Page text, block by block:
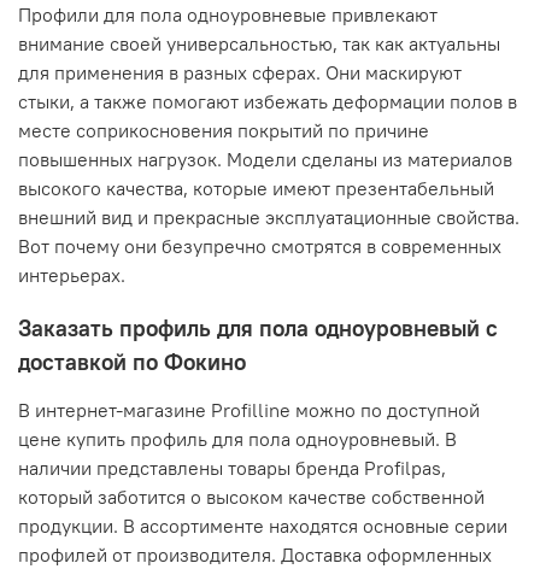
Профили для пола одноуровневые привлекают
внимание своей универсальностью, так как актуальны
для применения в разных сферах. Они маскируют
стыки, а также помогают избежать деформации полов в
месте соприкосновения покрытий по причине
повышенных нагрузок. Модели сделаны из материалов
высокого качества, которые имеют презентабельный
внешний вид и прекрасные эксплуатационные свойства.
Вот почему они безупречно смотрятся в современных
интерьерах.
Заказать профиль для пола одноуровневый с
доставкой по Фокино
В интернет-магазине Profilline можно по доступной
цене купить профиль для пола одноуровневый. В
наличии представлены товары бренда Profilpas,
который заботится о высоком качестве собственной
продукции. В ассортименте находятся основные серии
профилей от производителя. Доставка оформленных